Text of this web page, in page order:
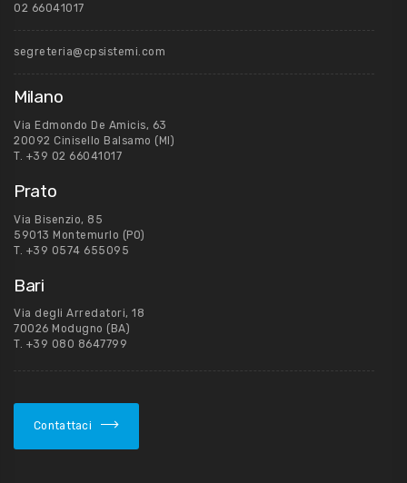
02 66041017
segreteria@cpsistemi.com
Milano
Via Edmondo De Amicis, 63
20092 Cinisello Balsamo (MI)
T. +39 02 66041017
Prato
Via Bisenzio, 85
59013 Montemurlo (PO)
T. +39 0574 655095
Bari
Via degli Arredatori, 18
70026 Modugno (BA)
T. +39 080 8647799
Contattaci